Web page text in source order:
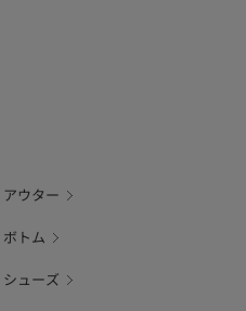
アウター
ボトム
シューズ